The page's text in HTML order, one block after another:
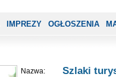
IMPREZY OGŁOSZENIA
Nazwa: Szlaki